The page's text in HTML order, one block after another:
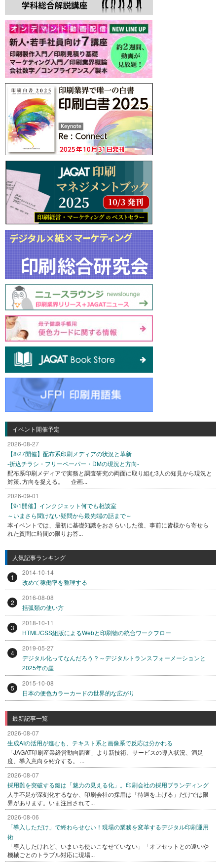
イベント開催予定
2026-08-27
【8/27開催】配布系印刷メディアの状況と革新
-折込チラシ・フリーペーパー・DMの現況と方向-
配布系印刷メディアで実務と調査研究の両面に取り組む3人の知見から現況と
対策､方向を捉える。 企画...
2026-09-01
【9/1開催】インクジェット何でも相談室
～いまさら聞けない疑問から最先端の話まで～
本イベントでは、最初に基礎知識をおさらいした後、事前に皆様から寄せら
れた質問に時間の限りお答...
人気記事ランキング
1
2014-10-14
改めて稼働率を整理する
2
2016-08-08
括弧類の使い方
3
2018-10-11
HTML/CSS組版によるWebと印刷物の統合ワークフロー
4
2019-05-27
デジタル化ってなんだろう？～デジタルトランスフォーメーションと
2025年の崖
5
2015-10-08
日本の便色カラーカードの世界的な広がり
最新記事一覧
2026-08-07
生成AIの活用が進むも、テキスト系と画像系で反応は分かれる
「JAGAT印刷産業経営動向調査」より新技術、サービスの導入状況、満足
度、導入意向を紹介する。 ...
2026-08-07
採用難を突破する鍵は「魅力の見える化」。印刷会社の採用ブランディング
人手不足が深刻化するなか、印刷会社の採用は「待遇を上げる」だけでは限
界があります。いま注目されて...
2026-08-06
「導入しただけ」で終わらせない！現場の業務を変革するデジタル印刷運用
術
「導入したけれど、いまいち使いこなせていない」「オフセットとの違いや
機械ごとのトラブル対応に現場...